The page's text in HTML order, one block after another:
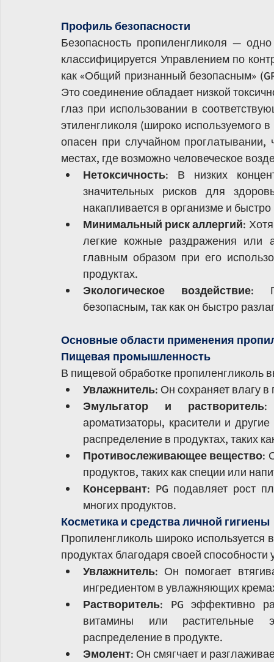
Профиль безопасности
Безопасность пропиленгликоля —
классифицируется Управлением по
как «Общий признанный безопасным»
Это соединение обладает низкой
глаз при использовании в
этиленгликоля (широко используемого
опасен при случайном
местах, где возможно человеческое
Нетоксичность: В низких
значительных рисков для
накапливается в организме и
Минимальный риск аллергий:
легкие кожные раздражения или
главным образом при его
продуктах.
Экологическое воздействие:
безопасным, так как он быстро
Основные области применения
Пищевая промышленность
В пищевой обработке пропиленгликоль
Увлажнитель: Он сохраняет влагу
Эмульгатор и растворитель:
ароматизаторы, красители и
распределение в продуктах, таких
Противослеживающее вещество:
продуктов, таких как специи или
Консервант: PG подавляет рост
многих продуктов.
Косметика и средства личной гигиены
Пропиленгликоль широко используется
продуктах благодаря своей
Увлажнитель: Он помогает
ингредиентом в увлажняющих
Растворитель: PG эффективно
витамины или растительные
распределение в продукте.
Эмолент: Он смягчает и